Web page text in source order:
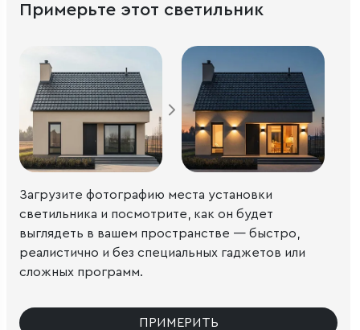
Примерьте этот светильник
Загрузите фотографию места установки
светильника и посмотрите, как он будет
выглядеть в вашем пространстве — быстро,
реалистично и без специальных гаджетов или
сложных программ.
ПРИМЕРИТЬ